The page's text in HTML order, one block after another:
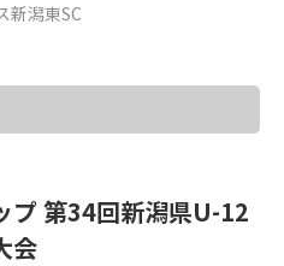
新潟東SC
プ 第34回新潟県U-12
会